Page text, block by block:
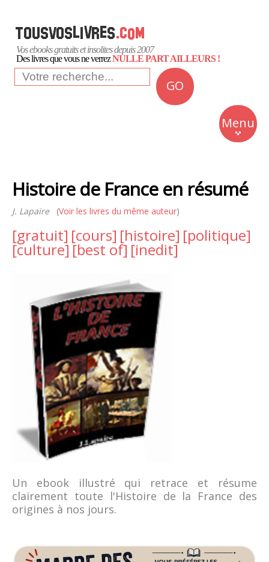
Vos ebooks gratuits et insolites depuis 2007
Des livres que vous ne verrezNULLE PART AILLEURS !
GO
Menu
Insolite
Business
Culture
Histoire de France en résumé
J. Lapaire(Voir les livres du même auteur)
[gratuit] [cours] [histoire] [politique]
[culture][best of] [inedit]
Un ebook illustré qui retrace et résume
clairement toute l'Histoire de la France des
origines à nos jours.